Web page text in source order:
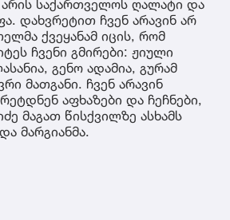
არის საქართველოს ღალატი და
დახვრეტით ჩვენ არავინ არ
ქვეყანამ იცის, რომ
ჩვენი გმირები: ჟიული
გენო ადამია, გურამ
მათგანი. ჩვენ არავინ
აფხაზები და ჩეჩნები,
მაგათ წისქვილზე ასხამს
მარგიანმა.